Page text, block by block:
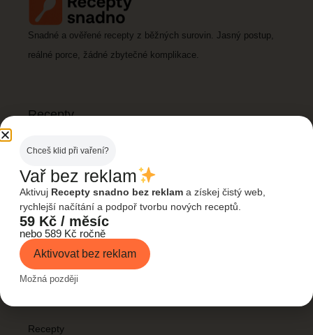
Snadné a ověřené recepty z běžných surovin. Jasný postup,
reálné porce, žádné zbytečné komplikace.
Recepty
Rychlé večeře
Levná jídla
Dezerty
Fitness & zdravé
Rychlé odkazy
Recepty
Chceš klid při vaření?
Vař bez reklam
Aktivuj Recepty snadno bez reklam a získej čistý web,
rychlejší načítání a podpoř tvorbu nových receptů.
59 Kč / měsíc
nebo 589 Kč ročně
Aktivovat bez reklam
Možná později